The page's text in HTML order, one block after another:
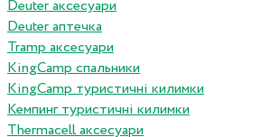
Deuter аксесуари
Deuter аптечка
Tramp аксесуари
KingCamp спальники
KingCamp туристичні килимки
Кемпинг туристичні килимки
Thermacell аксесуари